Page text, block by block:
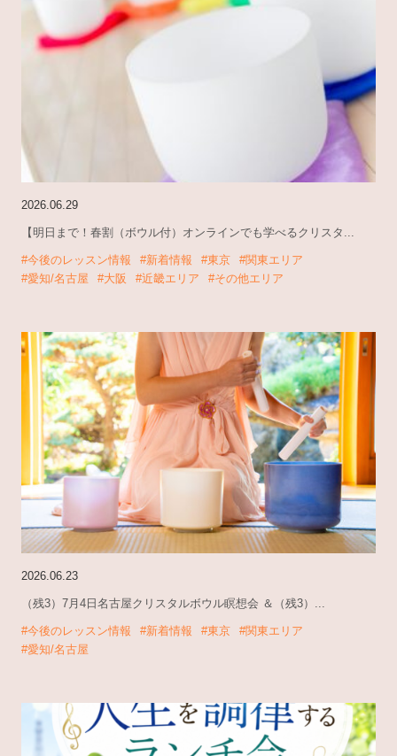
2026.06.29
【明日まで！春割（ボウル付）オンラインでも学べるクリスタ...
#今後のレッスン情報 #新着情報 #東京
#関東エリア
#愛知/名古屋
#大阪 #近畿エリア #その他エリア
2026.06.23
（残3）7月4日名古屋クリスタルボウル瞑想会 ＆（残3）...
#今後のレッスン情報 #新着情報 #東京
#関東エリア
#愛知/名古屋